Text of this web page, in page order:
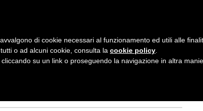
2.0
di cookie necessari al funzionamento ed utili alle
o ad alcuni cookie, consulta la cookie policy
su un link o proseguendo la navigazione in altra